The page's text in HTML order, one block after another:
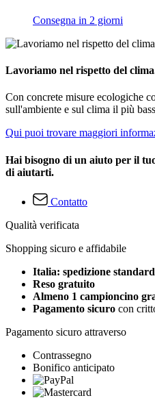
Consegna in 2 giorni
Lavoriamo nel rispetto del
Con concrete misure ecologiche
sull'ambiente e sul clima il più
Qui puoi trovare maggiori
Hai bisogno di un aiuto per il
di aiutarti.
Contatto
Qualità verificata
Shopping sicuro e affidabile
Italia: spedizione
Reso gratuito
Almeno 1 campioncino
Pagamento sicuro con
Pagamento sicuro attraverso
Contrassegno
Bonifico anticipato